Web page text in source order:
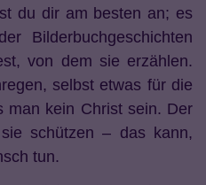
du dir am besten an; es
Bilderbuchgeschichten
von dem sie erzählen.
selbst etwas für die
man kein Christ sein. Der
schützen – das kann,
tun.